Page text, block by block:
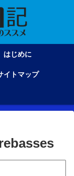
はじめに
イトマップ